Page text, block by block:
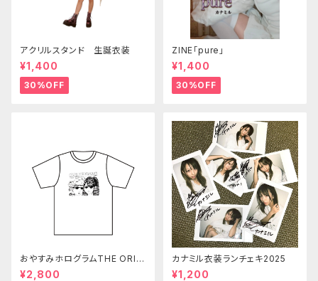
アクリルスタンド 生誕衣装
¥1,400
30%OFF
ZINE「pure」
¥1,400
30%OFF
おやすみホログラムTHE ORIGI
N Tシャツ 白
¥2,800
カナミル衣装ランチェキ2025
¥1,200